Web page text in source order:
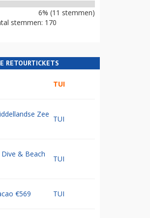
6% (11 stemmen)
stemmen: 170
RETOURTICKETS
TUI
Zee
TUI
& Beach
TUI
€569 TUI